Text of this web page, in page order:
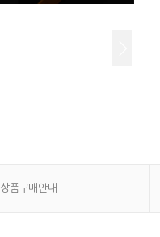
상품구매안내